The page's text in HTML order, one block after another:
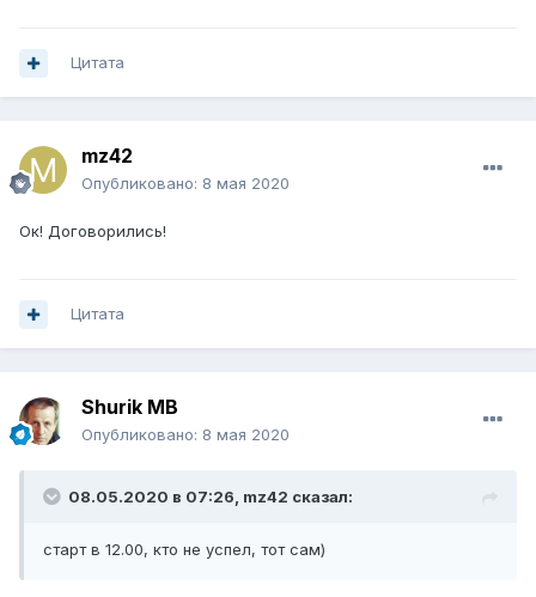
Цитата
mz42
Опубликовано: 8 мая 2020
Ок! Договорились!
Цитата
Shurik MB
Опубликовано: 8 мая 2020
08.05.2020 в 07:26, mz42 сказал:
старт в 12.00, кто не успел, тот сам)